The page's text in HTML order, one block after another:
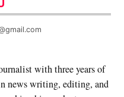
with three years of
news writing, editing, and